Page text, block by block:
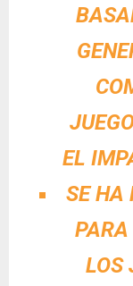
EL
SE HA
LOS